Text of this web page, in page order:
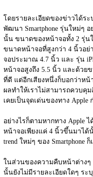
โดยรายละเอียดของข่าวได้ร
พัฒนา Smartphone รุ่นใหม่ๆ อ
นั้น ขนาดของหน้าจอทั้ง 2 รุ่น
ขนาดหน้าจอที่สูงกว่า 4 นิ้วอย่
จอประมาณ 4.7 นิ้ว และ รุ่น
หน้าจอสูงถึง 5.5 นิ้ว และด้ว
ที่ดี แต่อีกเสียงหนึ่งก็บอกว่าห
ผลทำให้เราไม่สามารถควบคุม
เคยเป็นจุดเด่นของทาง Apple
อย่างไรก็ตามหากทาง Apple
หน้าจอเพียงแค่ 4 นิ้วขึ้นมาได้
trend ใหม่ๆ ของ Smartphone ก็
ในส่วนของความคืบหน้าต่างๆ
นั้นยังไม่มีรายละเอียดใดๆ ระ